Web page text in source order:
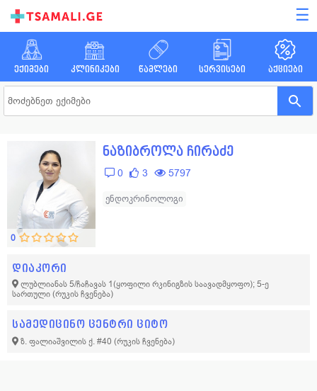
☰
ექიმები კლინიკები წამლები სერვისები აქციები
0
ნაზიბროლა ჩირაძე
0 3 5797
ენდოკრინოლოგი
დიაკორი
ლუბლიანას 5/ჩაჩავას 1(ყოფილი რკინიგზის საავადმყოფო); 5-ე
სართული (რუკის ჩვენება)
სამედიცინო ცენტრი ციტო
ზ. ფალიაშვილის ქ. #40 (რუკის ჩვენება)